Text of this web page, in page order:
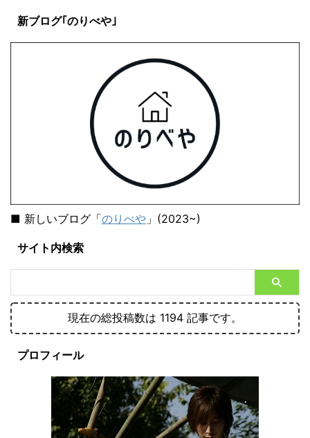
新ブログ｢のりべや｣
■ 新しいブログ「のりべや 」(2023~)
サイト内検索
現在の総投稿数は 1194 記事です。
プロフィール